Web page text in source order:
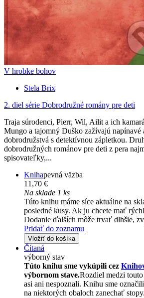
V hrobke bohov
Stela Brix
2. diel série Dobrodružné romány pre deti
Traja súrodenci, Pierr, Wil, Ailit a ich
Mungo a tajomný Duško zažívajú napínavé
dobrodružstvá s detektívnou zápletkou.
dobrodružných románov pre deti z pera
spisovateľky,...
Knihapevná väzba
11,70 €
Na sklade 1 ks
Túto knihu máme síce aktuálne na
posledné kusy. Ak ju chcete mať
Dodanie ďalších môže trvať dlhšie,
Pridať do zoznamu
Vložiť do košíka
Čítaná
výborný stav
Túto knihu sme vykúpili cez
výbornom stave.Rozdiel medzi
asi ani nespoznali. Knihu sme
na niektorých obaloch zanechať stopy.